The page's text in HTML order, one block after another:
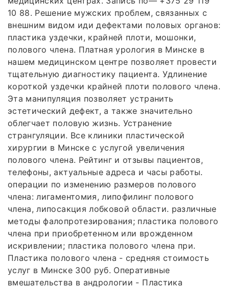
10 88. Решение мужских проблем, связанных с
внешним видом иди дефектами половых органов:
пластика уздечки, крайней плоти, мошонки,
полового члена. Платная урология в Минске в
нашем медицинском центре позволяет провести
тщательную диагностику пациента. Удлинение
короткой уздечки крайней плоти полового члена.
Эта манипуляция позволяет устранить
эстетический дефект, а также значительно
облегчает половую жизнь. Устранение
странгуляции. Все клиники пластической
хирургии в Минске с услугой увеличения
полового члена. Рейтинг и отзывы пациентов,
телефоны, актуальные адреса и часы работы.
операции по изменению размеров полового
члена: лигаментомия, липофилинг полового
члена, липосакция лобковой области. различные
методы фалопротезирования; пластика полового
члена при приобретенном или врожденном
искривлении; пластика полового члена при.
Пластика полового члена - средняя стоимость
услуг в Минске 300 руб. Оперативные
вмешательства в андрологии - Пластика